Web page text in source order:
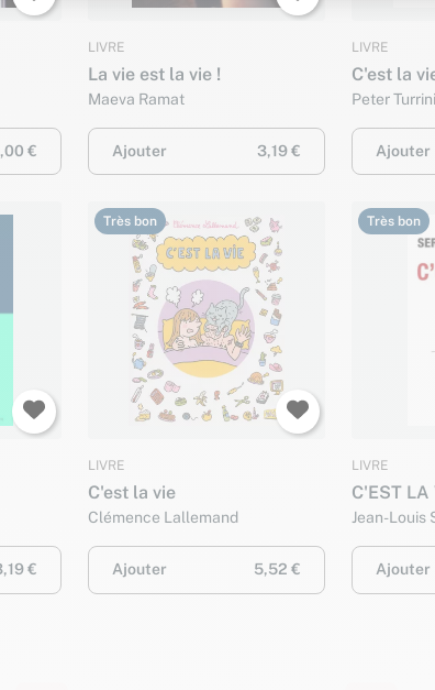
€
LIVRE
La vie est la vie !
Maeva Ramat
Ajouter 3,19 €
LIVRE
C'est la
Peter
Ajouter
€
Très bon
LIVRE
C'est la vie
Clémence Lallemand
Ajouter 5,52 €
Très bon
LIVRE
C'EST LA
Jean-Louis
Ajouter